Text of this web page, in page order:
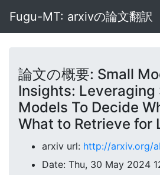
Fugu-MT: arxivの論文翻訳
論文の概要: Small
Insights: Leveraging
Models To Decide
What to Retrieve for
arxiv url: http://arxiv.org/
Date: Thu, 30 May 2024